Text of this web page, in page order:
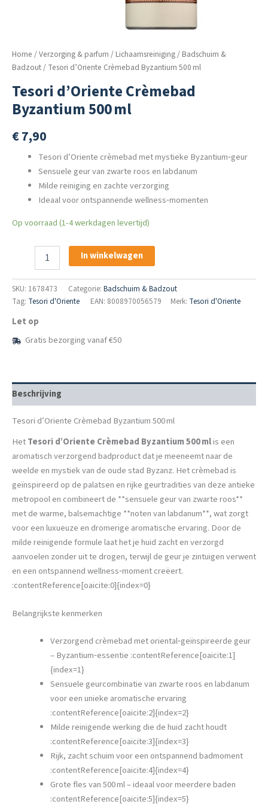
Home /Verzorging & parfum / Lichaamsreiniging/ Badschuim &
Badzout/ Tesori d’Oriente Crèmebad Byzantium 500 ml
Tesori d’Oriente Crèmebad
Byzantium 500 ml
€7,90
Tesori d’Oriente crèmebad met mystieke Byzantium‑geur
Sensuele geur van zwarte roos en labdanum
Milde reiniging en zachte verzorging
Ideaal voor ontspannende wellness‑momenten
Op voorraad (1-4 werkdagen levertijd)
d’Oriente
Byzantium
500 ml
In winkelwagen
SKU: 1678473 Categorie: Badschuim & Badzout
Tag: Tesori d'Oriente EAN: 8008970056579 Merk: Tesori d'Oriente
Let op
Gratis bezorging vanaf €50
Beschrijving
Tesori d’Oriente Crèmebad Byzantium 500 ml
HetTesori d’Oriente Crèmebad Byzantium 500 mlis een
aromatisch verzorgend badproduct dat je meeneemt naar de
weelde en mystiek van de oude stad Byzanz. Het crèmebad is
geïnspireerd op de palatsen en rijke geurtradities van deze antieke
metropool en combineert de **sensuele geur van zwarte roos**
met de warme, balsemachtige **noten van labdanum**, wat zorgt
voor een luxueuze en dromerige aromatische ervaring. Door de
milde reinigende formule laat het je huid zacht en verzorgd
aanvoelen zonder uit te drogen, terwijl de geur je zintuigen verwent
en een ontspannend wellness‑moment creëert.
:contentReference[oaicite:0]{index=0}
Belangrijkste kenmerken
Verzorgend crèmebad met oriental‑geïnspireerde geur
– Byzantium‑essentie :contentReference[oaicite:1]
{index=1}
Sensuele geurcombinatie van zwarte roos en labdanum
voor een unieke aromatische ervaring
:contentReference[oaicite:2]{index=2}
Milde reinigende werking die de huid zacht houdt
:contentReference[oaicite:3]{index=3}
Rijk, zacht schuim voor een ontspannend badmoment
:contentReference[oaicite:4]{index=4}
Grote fles van 500 ml – ideaal voor meerdere baden
:contentReference[oaicite:5]{index=5}